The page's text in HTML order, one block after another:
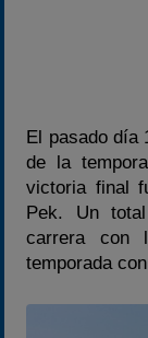
El pasado día
de la
victoria final
Pek. Un
carrera con
temporada